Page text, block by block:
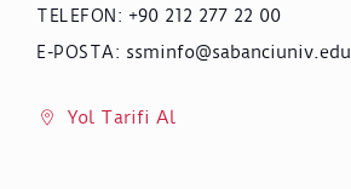
TELEFON : +90 212 277 22 00
E-POSTA: ssminfo@sabanciuniv.edu
Yol Tarifi Al